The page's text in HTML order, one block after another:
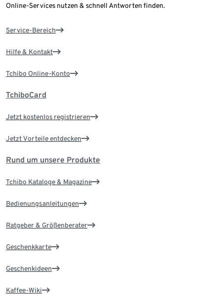
Online-Services nutzen & schnell Antworten finden.
Service-Bereich
Hilfe & Kontakt
Tchibo Online-Konto
TchiboCard
Jetzt kostenlos registrieren
Jetzt Vorteile entdecken
Rund um unsere Produkte
Tchibo Kataloge & Magazine
Bedienungsanleitungen
Ratgeber & Größenberater
Geschenkkarte
Geschenkideen
Kaffee-Wiki